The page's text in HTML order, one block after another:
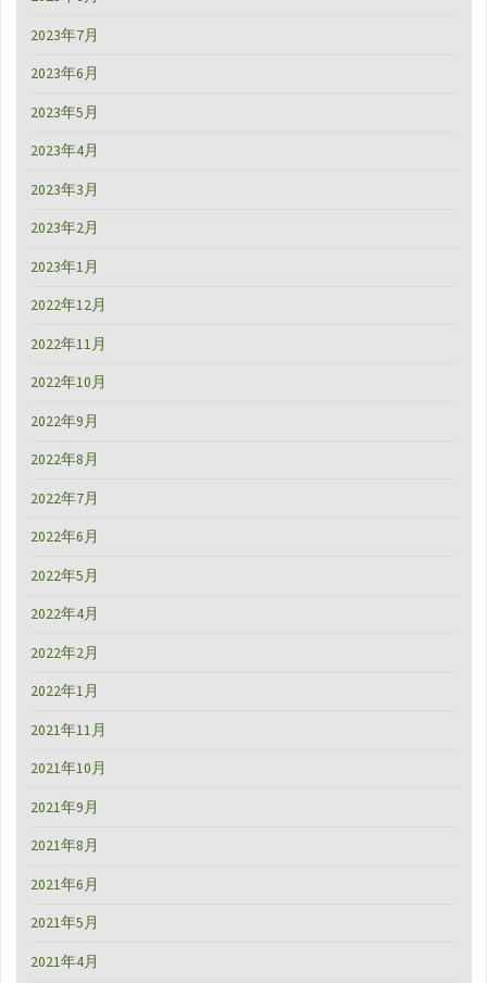
2023年7月
2023年6月
2023年5月
2023年4月
2023年3月
2023年2月
2023年1月
2022年12月
2022年11月
2022年10月
2022年9月
2022年8月
2022年7月
2022年6月
2022年5月
2022年4月
2022年2月
2022年1月
2021年11月
2021年10月
2021年9月
2021年8月
2021年6月
2021年5月
2021年4月